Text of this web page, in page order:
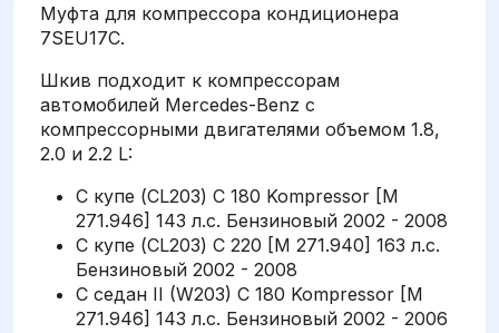
Муфта для компрессора кондиционера
7SEU17C.
Шкив подходит к компрессорам
автомобилей Mercedes-Benz с
компрессорными двигателями объемом 1.8,
2.0 и 2.2 L:
C купе (CL203) C 180 Kompressor [M
271.946] 143 л.с. Бензиновый 2002 - 2008
C купе (CL203) C 220 [M 271.940] 163 л.с.
Бензиновый 2002 - 2008
C седан II (W203) C 180 Kompressor [M
271.946] 143 л.с. Бензиновый 2002 - 2006